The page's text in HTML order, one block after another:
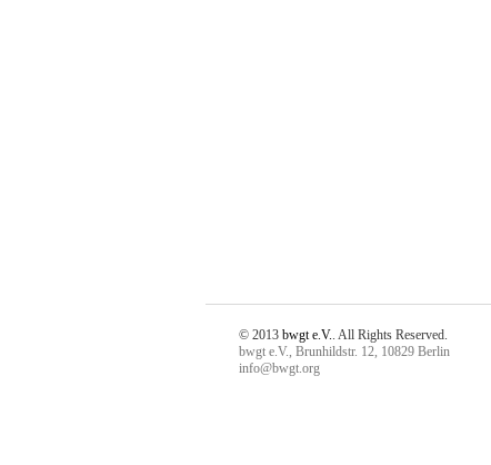
© 2013 bwgt e.V.. All Rights Reserved.
bwgt e.V., Brunhildstr. 12, 10829 Berlin
info@bwgt.org